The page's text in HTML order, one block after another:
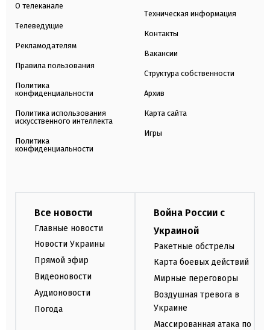
О телеканале
Телеведущие
Рекламодателям
Правила пользования
Политика
конфиденциальности
Политика использования
искусственного интеллекта
Политика
конфиденциальности
Техническая информация
Контакты
Вакансии
Структура собственности
Архив
Карта сайта
Игры
Все новости
Главные новости
Новости Украины
Прямой эфир
Видеоновости
Аудионовости
Погода
Война России с
Украиной
Ракетные обстрелы
Карта боевых действий
Мирные переговоры
Воздушная тревога в
Украине
Массированная атака по